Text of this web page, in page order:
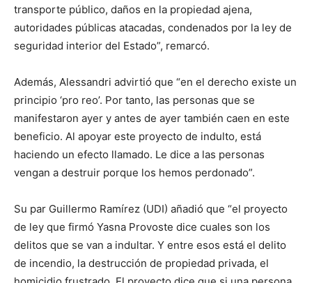
transporte público, daños en la propiedad ajena,
autoridades públicas atacadas, condenados por la ley de
seguridad interior del Estado”, remarcó.
Además, Alessandri advirtió que “en el derecho existe un
principio ‘pro reo’. Por tanto, las personas que se
manifestaron ayer y antes de ayer también caen en este
beneficio. Al apoyar este proyecto de indulto, está
haciendo un efecto llamado. Le dice a las personas
vengan a destruir porque los hemos perdonado”.
Su par Guillermo Ramírez (UDI) añadió que “el proyecto
de ley que firmó Yasna Provoste dice cuales son los
delitos que se van a indultar. Y entre esos está el delito
de incendio, la destrucción de propiedad privada, el